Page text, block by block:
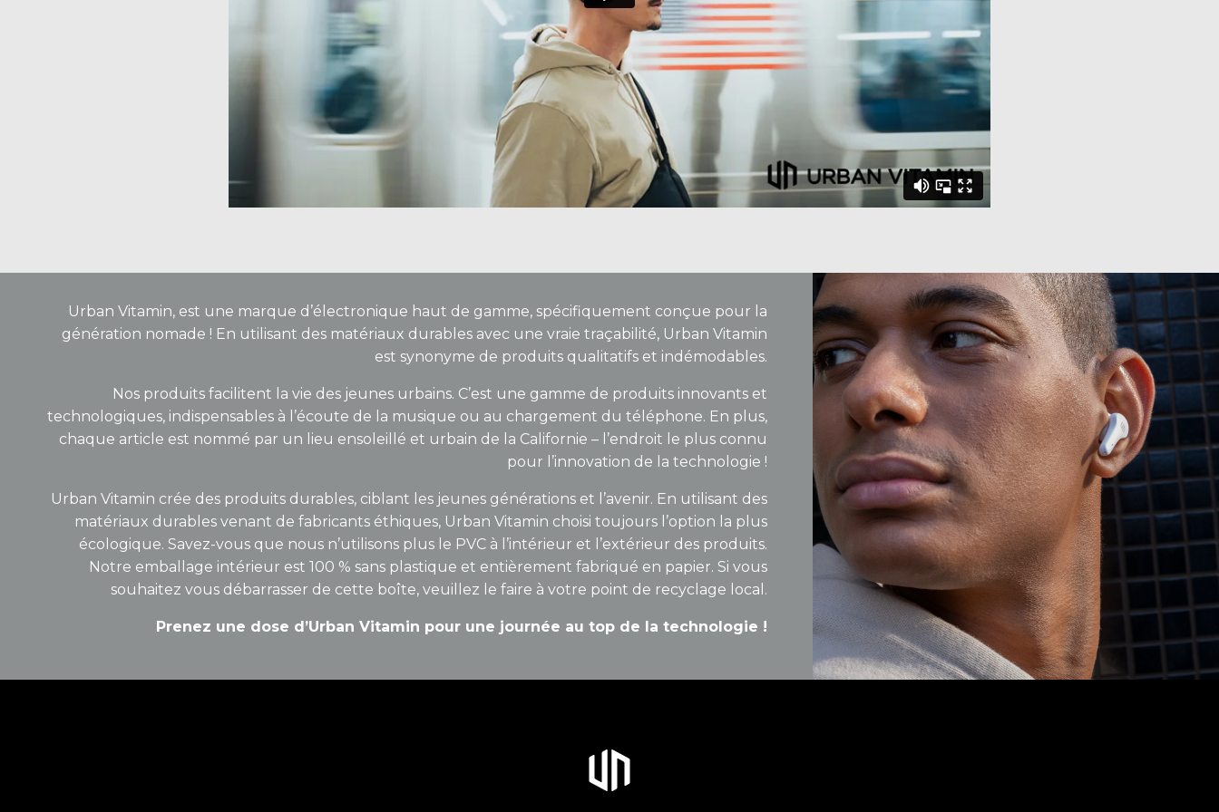
Urban Vitamin, est une marque d’électronique haut de gamme, spécifiquement conçue pour la
génération nomade ! En utilisant des matériaux durables avec une vraie traçabilité, Urban Vitamin
est synonyme de produits qualitatifs et indémodables.
Nos produits facilitent la vie des jeunes urbains. C’est une gamme de produits innovants et
technologiques, indispensables à l’écoute de la musique ou au chargement du téléphone. En plus,
chaque article est nommé par un lieu ensoleillé et urbain de la Californie – l’endroit le plus connu
pour l’innovation de la technologie !
Urban Vitamin crée des produits durables, ciblant les jeunes générations et l’avenir. En utilisant des
matériaux durables venant de fabricants éthiques, Urban Vitamin choisi toujours l’option la plus
écologique. Savez-vous que nous n’utilisons plus le PVC à l’intérieur et l’extérieur des produits.
Notre emballage intérieur est 100 % sans plastique et entièrement fabriqué en papier. Si vous
souhaitez vous débarrasser de cette boîte, veuillez le faire à votre point de recyclage local.
Prenez une dose d’Urban Vitamin pour une journée au top de la technologie !